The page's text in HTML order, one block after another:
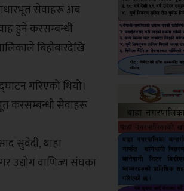
सेवाहरू अब
हुने करसम्बन्धी
बिहीबारदेखि
गरिएको थियो।
करसम्बन्धी सेवाहरू
सुवेदी, थाहा
उद्योग वाणिज्य संघका